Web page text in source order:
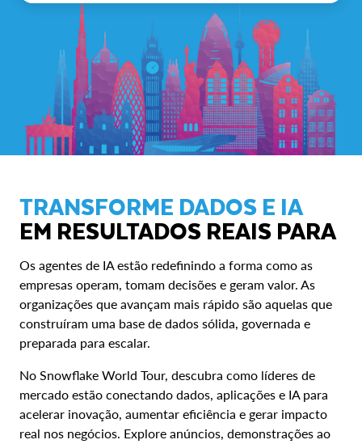
TRANSFORME DADOS E IA
EM RESULTADOS REAIS PARA
Os agentes de IA estão redefinindo a forma como as
empresas operam, tomam decisões e geram valor. As
organizações que avançam mais rápido são aquelas que
construíram uma base de dados sólida, governada e
preparada para escalar.
No Snowflake World Tour, descubra como líderes de
mercado estão conectando dados, aplicações e IA para
acelerar inovação, aumentar eficiência e gerar impacto
real nos negócios. Explore anúncios, demonstrações ao